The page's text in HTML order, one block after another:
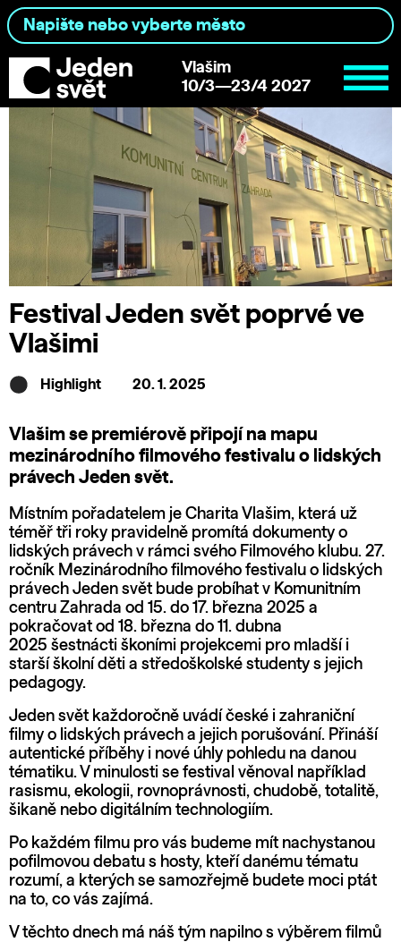
Vlašim
10/3—23/4 2027
Festival Jeden svět poprvé ve
Vlašimi
Highlight 20. 1. 2025
Vlašim se premiérově připojí na mapu
mezinárodního filmového festivalu o lidských
právech Jeden svět.
Místním pořadatelem je Charita Vlašim, která už
téměř tři roky pravidelně promítá dokumenty o
lidských právech v rámci svého Filmového klubu. 27.
ročník Mezinárodního filmového festivalu o lidských
právech Jeden svět bude probíhat v Komunitním
centru Zahrada od 15. do 17. března 2025 a
pokračovat od 18. března do 11. dubna
2025 šestnácti škoními projekcemi pro mladší i
starší školní děti a středoškolské studenty s jejich
pedagogy.
Jeden svět každoročně uvádí české i zahraniční
filmy o lidských právech a jejich porušování. Přináší
autentické příběhy i nové úhly pohledu na danou
tématiku. V minulosti se festival věnoval například
rasismu, ekologii, rovnoprávnosti, chudobě, totalitě,
šikaně nebo digitálním technologiím.
Po každém filmu pro vás budeme mít nachystanou
pofilmovou debatu s hosty, kteří danému tématu
rozumí, a kterých se samozřejmě budete moci ptát
na to, co vás zajímá.
V těchto dnech má náš tým napilno s výběrem filmů